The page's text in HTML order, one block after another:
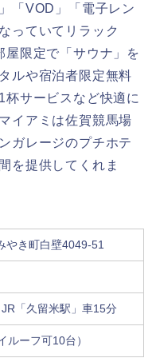
「VOD」「電子レン
っていてリラック
屋限定で「サウナ」を
ルや宿泊者限定無料
サービスなど快適に
イアミは佐賀競馬場
ガレージのプチホテ
を提供してくれま
やき町白壁4049-51
「久留米駅」車15分
ルーフ可10台）